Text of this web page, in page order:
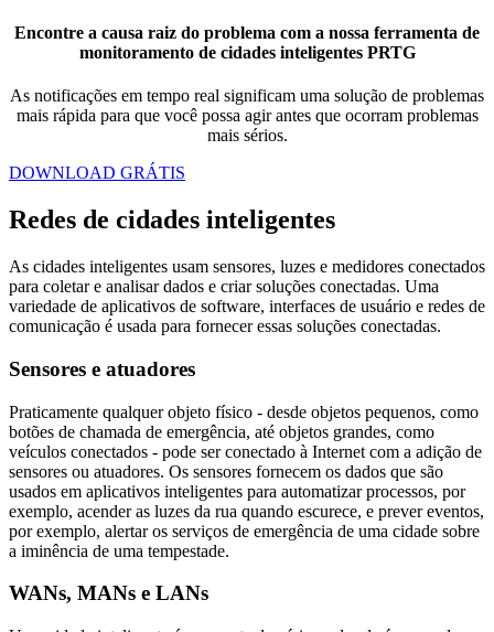
Encontre a causa raiz do problema com a nossa ferramenta de
monitoramento de cidades inteligentes PRTG
As notificações em tempo real significam uma solução de problemas
mais rápida para que você possa agir antes que ocorram problemas
mais sérios.
DOWNLOAD GRÁTIS
Redes de cidades inteligentes
As cidades inteligentes usam sensores, luzes e medidores conectados
para coletar e analisar dados e criar soluções conectadas. Uma
variedade de aplicativos de software, interfaces de usuário e redes de
comunicação é usada para fornecer essas soluções conectadas.
Sensores e atuadores
Praticamente qualquer objeto físico - desde objetos pequenos, como
botões de chamada de emergência, até objetos grandes, como
veículos conectados - pode ser conectado à Internet com a adição de
sensores ou atuadores. Os sensores fornecem os dados que são
usados em aplicativos inteligentes para automatizar processos, por
exemplo, acender as luzes da rua quando escurece, e prever eventos,
por exemplo, alertar os serviços de emergência de uma cidade sobre
a iminência de uma tempestade.
WANs, MANs e LANs